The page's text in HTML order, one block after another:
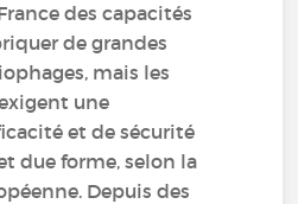
des capacités
de grandes
mais les
une
et de sécurité
due forme, selon la
Depuis des